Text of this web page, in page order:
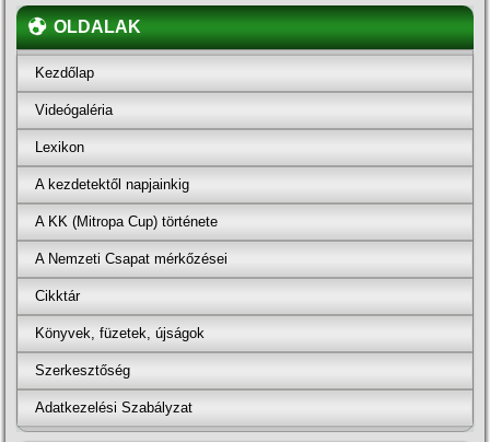
OLDALAK
Kezdőlap
Videógaléria
Lexikon
A kezdetektől napjainkig
A KK (Mitropa Cup) története
A Nemzeti Csapat mérkőzései
Cikktár
Könyvek, füzetek, újságok
Szerkesztőség
Adatkezelési Szabályzat